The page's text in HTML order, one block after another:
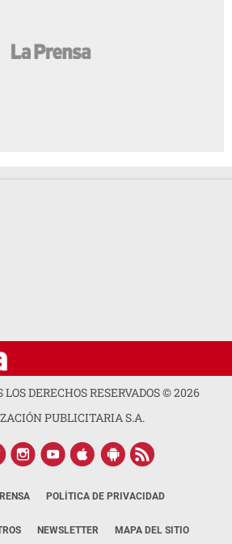
DERECHOS RESERVADOS ©2026
PUBLICITARIA S.A.
POLÍTICA DE PRIVACIDAD
NEWSLETTER MAPA DEL SITIO